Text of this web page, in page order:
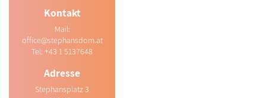
Kontakt
Mail:
office@stephansdom.at
Tel: +43 1 5137648
Adresse
Stephansplatz 3